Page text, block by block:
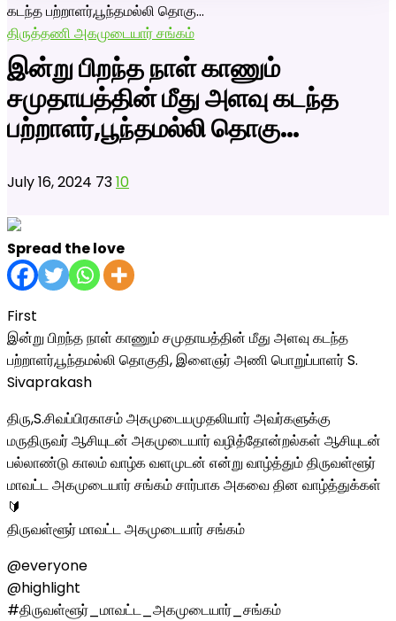
கடந்த பற்றாளர்,பூந்தமல்லி தொகு…
திருத்தணி அகமுடையார் சங்கம்
இன்று பிறந்த நாள் காணும்
சமுதாயத்தின் மீது அளவு கடந்த
பற்றாளர்,பூந்தமல்லி தொகு…
July 16, 2024 7310
Spread the love
First
இன்று பிறந்த நாள் காணும் சமுதாயத்தின் மீது அளவு கடந்த
பற்றாளர்,பூந்தமல்லி தொகுதி, இளைஞர் அணி பொறுப்பாளர் S.
Sivaprakash
திரு,S.சிவப்பிரகாசம் அகமுடையமுதலியார் அவர்களுக்கு
மருதிருவர் ஆசியுடன் அகமுடையார் வழித்தோன்றல்கள் ஆசியுடன்
பல்லாண்டு காலம் வாழ்க வளமுடன் என்று வாழ்த்தும் திருவள்ளூர்
மாவட்ட அகமுடையார் சங்கம் சார்பாக அகவை தின வாழ்த்துக்கள்
🔰
திருவள்ளூர் மாவட்ட அகமுடையார் சங்கம்
@everyone
@highlight
#திருவள்ளூர்_மாவட்ட_அகமுடையார்_சங்கம்